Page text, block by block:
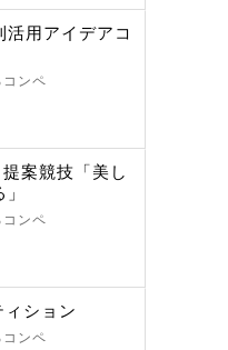
用アイデアコ
ンペ
案競技「美し
ンペ
ション
ンペ